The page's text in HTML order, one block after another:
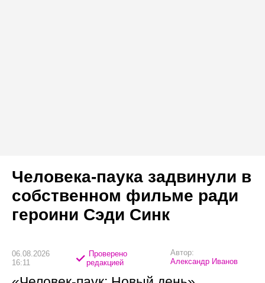
Человека-паука задвинули в
собственном фильме ради
героини Сэди Синк
06.08.2026
16:11
Проверено
редакцией
Автор:
Александр Иванов